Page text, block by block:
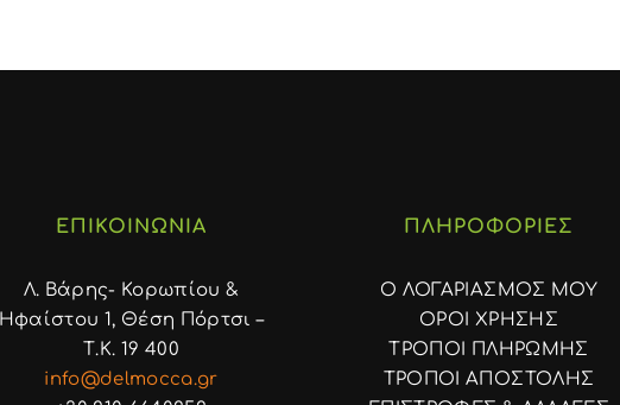
ΕΠΙΚΟΙΝΩΝΙΑ
Λ. Βάρης- Κορωπίου &
Ηφαίστου 1, Θέση Πόρτσι –
Τ.Κ. 19 400
info@delmocca.gr
ΠΛΗΡΟΦΟΡΙΕΣ
Ο ΛΟΓΑΡΙΑΣΜΟΣ ΜΟΥ
ΟΡΟΙ ΧΡΗΣΗΣ
ΤΡΟΠΟΙ ΠΛΗΡΩΜΗΣ
ΤΡΟΠΟΙ ΑΠΟΣΤΟΛΗΣ